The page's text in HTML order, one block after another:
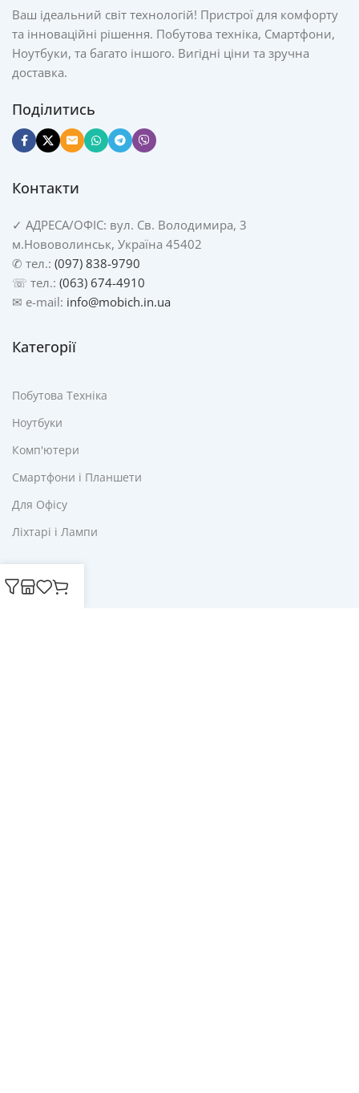
Ваш ідеальний світ технологій! Пристрої для комфорту
та інноваційні рішення. Побутова техніка, Смартфони,
Ноутбуки, та багато іншого. Вигідні ціни та зручна
доставка.
Поділитись
Контакти
✓ АДРЕСА/ОФІС: вул. Св. Володимира, 3
м.Нововолинськ, Україна 45402
✆ тел.: (097) 838-9790
☏ тел.: (063) 674-4910
✉ e-mail: info@mobich.in.ua
Категорії
Побутова Техніка
Ноутбуки
Комп'ютери
Смартфони і Планшети
Для Офісу
Ліхтарі і Лампи
Корисне